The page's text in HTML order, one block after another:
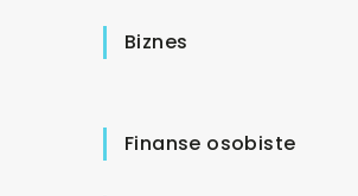
Biznes
Finanse osobiste